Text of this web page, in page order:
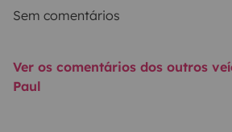
Sem comentários
Ver os comentários dos outros
Paul